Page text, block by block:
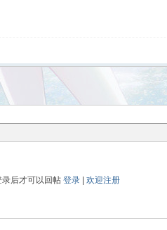
录后才可以回帖 登录| 欢迎注册